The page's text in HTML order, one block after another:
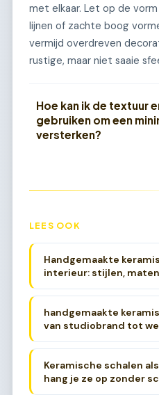
met elkaar. Let op de
lijnen of zachte boog
vermijd overdreven
rustige, maar niet saaie
Hoe kan ik de textuur
gebruiken om een
versterken?
LEES OOK
Handgemaakte
interieur: stijlen,
handgemaakte
van studiobrand tot
Keramische schalen
hang je ze op zonder